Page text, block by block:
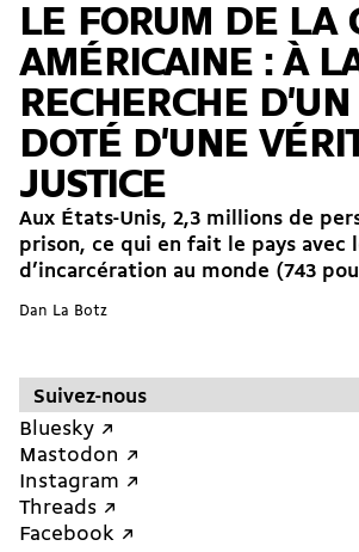
LE FORUM DE LA
AMÉRICAINE : À
RECHERCHE
DOTÉ D'UNE
JUSTICE
Aux États-Unis, 2,3 millions de
prison, ce qui en fait le pays avec
d’incarcération au monde (743
Dan La Botz
Suivez-nous
Bluesky ↗︎
Mastodon ↗︎
Instagram ↗︎
Threads ↗︎
Facebook ↗︎